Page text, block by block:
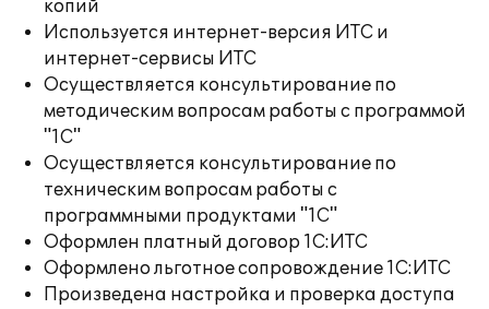
копий
Используется интернет-версия ИТС и
интернет-сервисы ИТС
Осуществляется консультирование по
методическим вопросам работы с программой
"1С"
Осуществляется консультирование по
техническим вопросам работы с
программными продуктами "1С"
Оформлен платный договор 1С:ИТС
Оформлено льготное сопровождение 1С:ИТС
Произведена настройка и проверка доступа